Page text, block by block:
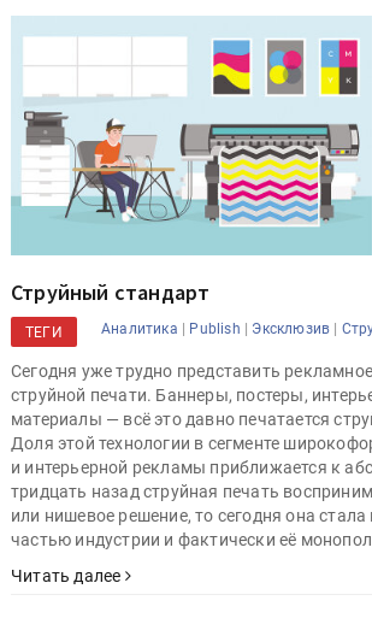
Струйный стандарт
ТЕГИ Аналитика | Publish | Эксклюзив |
Сегодня уже трудно представить
струйной печати. Баннеры, постеры,
материалы — всё это давно печатается
Доля этой технологии в сегменте
и интерьерной рекламы приближается к
тридцать назад струйная печать
или нишевое решение, то сегодня она
частью индустрии и фактически её
Читать далее